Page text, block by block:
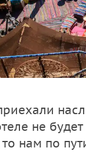
не
нам по